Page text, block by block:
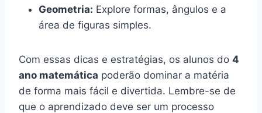
Geometria: Explore formas, ângulos e a
área de figuras simples.
Com essas dicas e estratégias, os alunos do 4
ano matemática poderão dominar a matéria
de forma mais fácil e divertida. Lembre-se de
que o aprendizado deve ser um processo